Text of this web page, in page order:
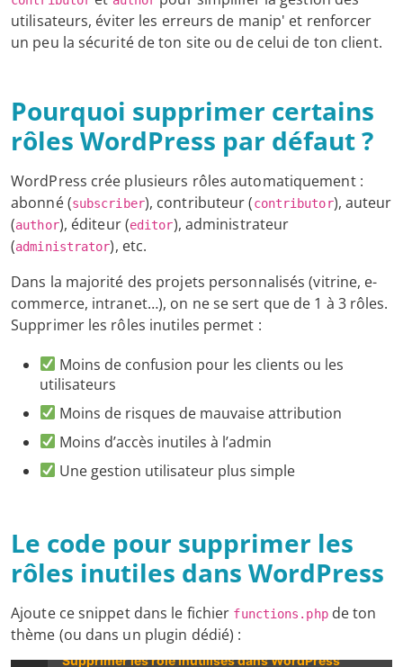
utilisateurs, éviter les erreurs de manip' et renforcer
un peu la sécurité de ton site ou de celui de ton client.
Pourquoi supprimer certains
rôles WordPress par défaut ?
WordPress crée plusieurs rôles automatiquement :
abonné (subscriber), contributeur (contributor), auteur
(author), éditeur (editor), administrateur
(administrator), etc.
Dans la majorité des projets personnalisés (vitrine, e-
commerce, intranet…), on ne se sert que de 1 à 3 rôles.
Supprimer les rôles inutiles permet :
Moins de confusion pour les clients ou les
utilisateurs
Moins de risques de mauvaise attribution
Moins d’accès inutiles à l’admin
Une gestion utilisateur plus simple
Le code pour supprimer les
rôles inutiles dans WordPress
Ajoute ce snippet dans le fichier functions.phpde ton
thème (ou dans un plugin dédié) :
Supprimer les rôle inutilisés dans WordPress